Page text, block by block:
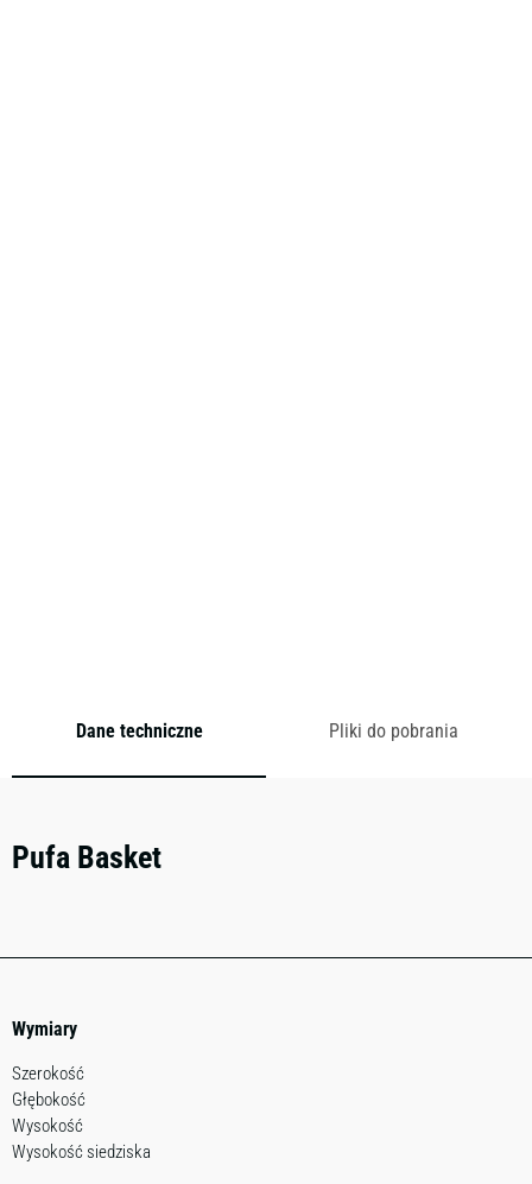
Dane techniczne Pliki do pobrania
Pufa Basket
Wymiary
Szerokość
Głębokość
Wysokość
Wysokość siedziska